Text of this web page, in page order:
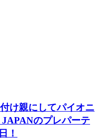
け親にしてパイオニ
のプレパーテ
！